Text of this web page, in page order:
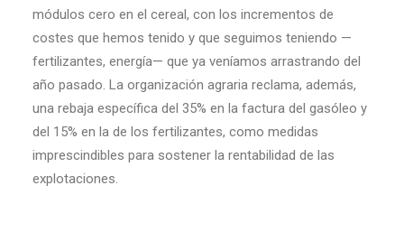
módulos cero en el cereal, con los incrementos de
costes que hemos tenido y que seguimos teniendo —
fertilizantes, energía— que ya veníamos arrastrando del
año pasado. La organización agraria reclama, además,
una rebaja específica del 35% en la factura del gasóleo y
del 15% en la de los fertilizantes, como medidas
imprescindibles para sostener la rentabilidad de las
explotaciones.